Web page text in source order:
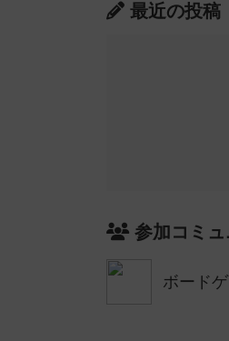
最近の投稿
参加コミュ
ボード